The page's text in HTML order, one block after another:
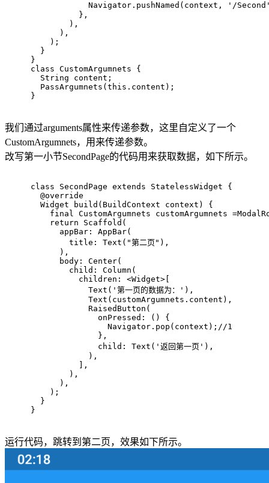
            Navigator.pushNamed(context,
'/
          },
        ),
      ),
    );
  }
}
class CustomArgumnets
{
  String content;
  PassArgumnets(
this .content);
}
我们通过arguments属性来传递参数，这里自定义了一个
CustomArgumnets，用来传递参数。
改写第一小节SecondPage的代码用来获取数据，如下所示。
class SecondPage extends StatelessWidget
{
@override
Widget
build (BuildContext context)
{
final CustomArgumnets customArgumnets
return Scaffold(
      appBar: AppBar(
        title: Text(
"第二页" ),
      ),
      body: Center(
        child: Column(
          children: <Widget>[
            Text(
'第一页的数据为：' ),
            Text(customArgumnets.content),
            RaisedButton(
              onPressed: () {
                Navigator.pop(context);
//1
              },
              child: Text(
'返回第一页' ),
            ),
          ],
        ),
      ),
    );
  }
}
运行代码，跳转到第二页，效果如下所示。